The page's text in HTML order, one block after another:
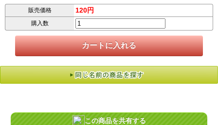
販売価格 120円
購入数
この商品を共有する